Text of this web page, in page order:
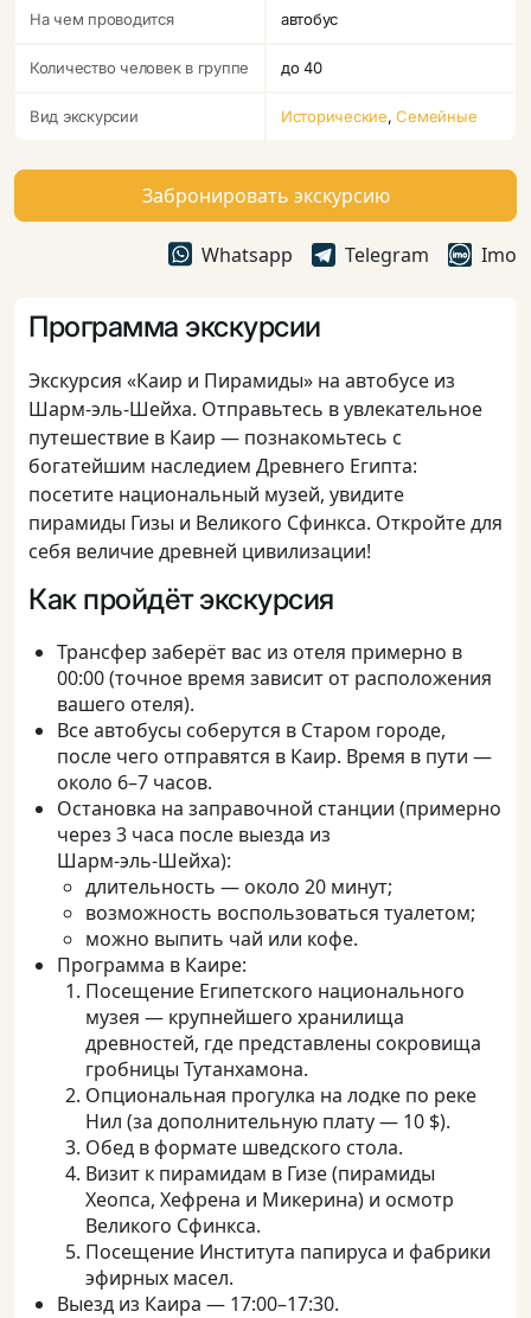
На чем проводится автобус
Количество человек в группе до 40
Вид экскурсии Исторические,Семейные
Забронировать экскурсию
Whatsapp Telegram Imo
Программа экскурсии
Экскурсия «Каир и Пирамиды» на автобусе из
Шарм-эль-Шейха. Отправьтесь в увлекательное
путешествие в Каир — познакомьтесь с
богатейшим наследием Древнего Египта:
посетите национальный музей, увидите
пирамиды Гизы и Великого Сфинкса. Откройте для
себя величие древней цивилизации!
Как пройдёт экскурсия
Трансфер заберёт вас из отеля примерно в
00:00 (точное время зависит от расположения
вашего отеля).
Все автобусы соберутся в Старом городе,
после чего отправятся в Каир. Время в пути —
около 6–7 часов.
Остановка на заправочной станции (примерно
через 3 часа после выезда из
Шарм‑эль‑Шейха):
длительность — около 20 минут;
возможность воспользоваться туалетом;
можно выпить чай или кофе.
Программа в Каире:
Посещение Египетского национального
музея — крупнейшего хранилища
древностей, где представлены сокровища
гробницы Тутанхамона.
Опциональная прогулка на лодке по реке
Нил (за дополнительную плату — 10 $).
Обед в формате шведского стола.
Визит к пирамидам в Гизе (пирамиды
Хеопса, Хефрена и Микерина) и осмотр
Великого Сфинкса.
Посещение Института папируса и фабрики
эфирных масел.
Выезд из Каира — 17:00–17:30.